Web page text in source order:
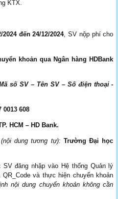
KTX.
/2024đến 24/12/2024, SV nộp phí cho
khoản qua Ngân hàng HDBank
số SV – Tên SV – Số điện thoại -
0013 608
HCM – HD Bank.
(nội dung tương tự): Trường Đại học
SV đăng nhập vào Hệ thống Quản lý
và thực hiện chuyển khoản
nội dung chuyển khoản không cần